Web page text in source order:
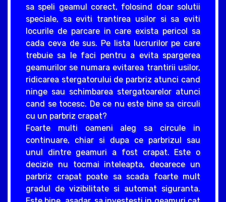
sa speli geamul corect, folosind doar solutii
speciale, sa eviti trantirea usilor si sa eviti
locurile de parcare in care exista pericol sa
cada ceva de sus. Pe lista lucrurilor pe care
trebuie sa le faci pentru a evita spargerea
geamurilor se numara evitarea trantirii usilor,
ridicarea stergatorului de parbriz atunci cand
ninge sau schimbarea stergatoarelor atunci
cand se tocesc. De ce nu este bine sa circuli
cu un parbriz crapat?
Foarte multi oameni aleg sa circule in
continuare, chiar si dupa ce parbrizul sau
unul dintre geamuri a fost crapat. Este o
decizie nu tocmai inteleapta, deoarece un
parbriz crapat poate sa scada foarte mult
gradul de vizibilitate si automat siguranta.